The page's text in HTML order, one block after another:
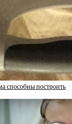
способны построить